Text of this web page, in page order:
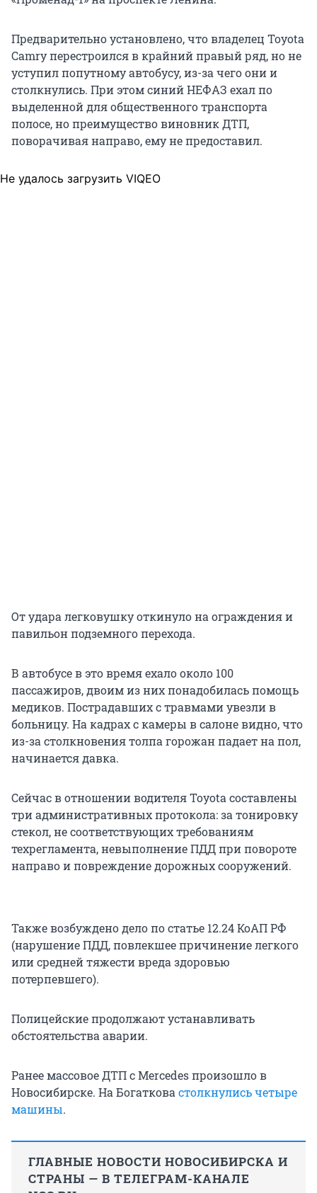
Предварительно установлено, что владелец Toyota
Camry перестроился в крайний правый ряд, но не
уступил попутному автобусу, из-за чего они и
столкнулись. При этом синий НЕФАЗ ехал по
выделенной для общественного транспорта
полосе, но преимущество виновник ДТП,
поворачивая направо, ему не предоставил.
Не удалось загрузить VIQEO
От удара легковушку откинуло на ограждения и
павильон подземного перехода.
В автобусе в это время ехало около 100
пассажиров, двоим из них понадобилась помощь
медиков. Пострадавших с травмами увезли в
больницу. На кадрах с камеры в салоне видно, что
из-за столкновения толпа горожан падает на пол,
начинается давка.
Сейчас в отношении водителя Toyota составлены
три административных протокола: за тонировку
стекол, не соответствующих требованиям
техрегламента, невыполнение ПДД при повороте
направо и повреждение дорожных сооружений.
Также возбуждено дело по статье 12.24 КоАП РФ
(нарушение ПДД, повлекшее причинение легкого
или средней тяжести вреда здоровью
потерпевшего).
Полицейские продолжают устанавливать
обстоятельства аварии.
Ранее массовое ДТП c Mercedes произошло в
Новосибирске. На Богаткова столкнулись четыре
машины.
ГЛАВНЫЕ НОВОСТИ НОВОСИБИРСКА И
СТРАНЫ — В ТЕЛЕГРАМ-КАНАЛЕ